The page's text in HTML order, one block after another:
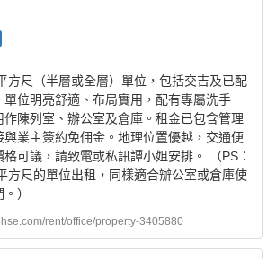
方尺（半層或全層）單位，包括交吉及已配
位明亮舒適、布局實用，配有專屬洗手
作陳列室、辦公室及倉庫。租金已包含管理
業主簽約免佣金。地理位置優越，交通便
可議，請致電或私訊譚小姐安排。 （PS：
方尺的單位出租，同樣適合辦公室或倉庫使
）
rent/office/property-3405880